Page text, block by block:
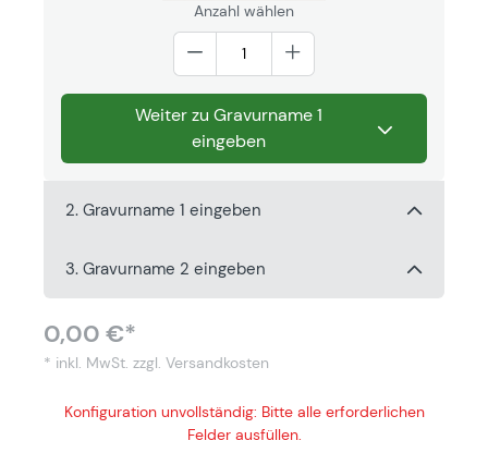
Anzahl wählen
Weiter zu Gravurname 1
eingeben
2. Gravurname 1 eingeben
3. Gravurname 2 eingeben
0,00 €*
* inkl. MwSt. zzgl. Versandkosten
Konfiguration unvollständig: Bitte alle erforderlichen
Felder ausfüllen.